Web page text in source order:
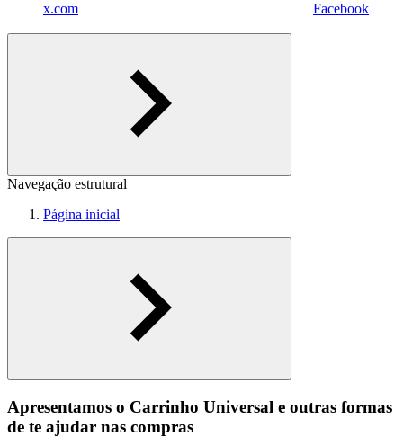
x.com Facebook
Navegação estrutural
Página inicial
Apresentamos o Carrinho Universal e outras formas
de te ajudar nas compras